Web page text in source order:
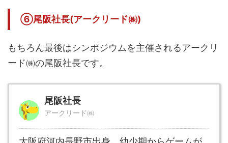
⑥尾阪社長(アークリード㈱)
もちろん最後はシンポジウムを主催されるアークリ
ード㈱の尾阪社長です。
尾阪社長
アークリード㈱